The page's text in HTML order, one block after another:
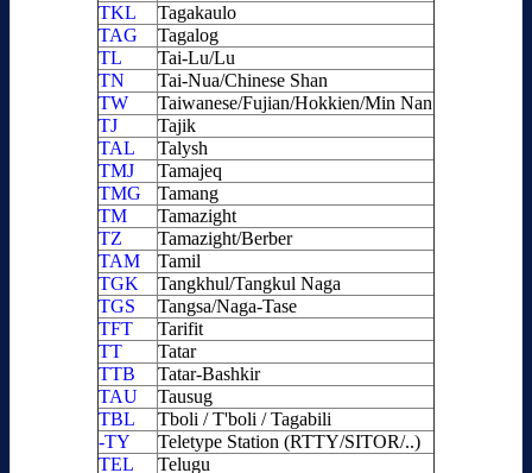
TKL
Tagakaulo
TAG
Tagalog
TL
Tai-Lu/Lu
TN
Tai-Nua/Chinese Shan
TW
Taiwanese/Fujian/Hokkien/Min Nan
TJ
Tajik
TAL
Talysh
TMJ
Tamajeq
TMG
Tamang
TM
Tamazight
TZ
Tamazight/Berber
TAM
Tamil
TGK
Tangkhul/Tangkul Naga
TGS
Tangsa/Naga-Tase
TFT
Tarifit
TT
Tatar
TTB
Tatar-Bashkir
TAU
Tausug
TBL
Tboli / T'boli / Tagabili
-TY
Teletype Station (RTTY/SITOR/..)
TEL
Telugu